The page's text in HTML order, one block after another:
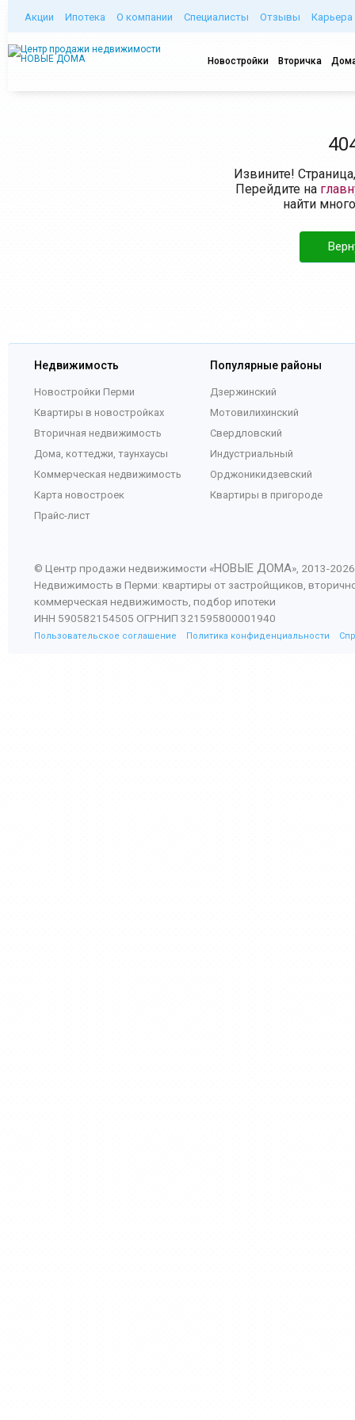
Акции Ипотека О компании Специалисты Отзывы Карьера
Новостройки Вторичка
Извините!
Перейдите на
найти
Недвижимость
Новостройки Перми
Квартиры в новостройках
Вторичная недвижимость
Дома, коттеджи, таунхаусы
Коммерческая недвижимость
Карта новостроек
Прайс-лист
Популярные районы
Дзержинский
Мотовилихинский
Свердловский
Индустриальный
Орджоникидзевский
Квартиры в пригороде
© Центр продажи недвижимости «НОВЫЕ ДОМА», 2013-2026
Недвижимость в Перми: квартиры от застройщиков,
коммерческая недвижимость, подбор ипотеки
ИНН 590582154505 ОГРНИП 321595800001940
Пользовательское соглашение Политика конфиденциальности